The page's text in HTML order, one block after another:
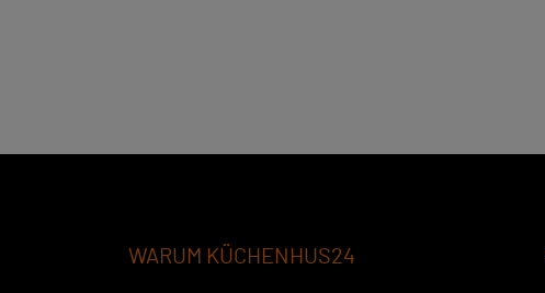
WARUM KÜCHENHUS24